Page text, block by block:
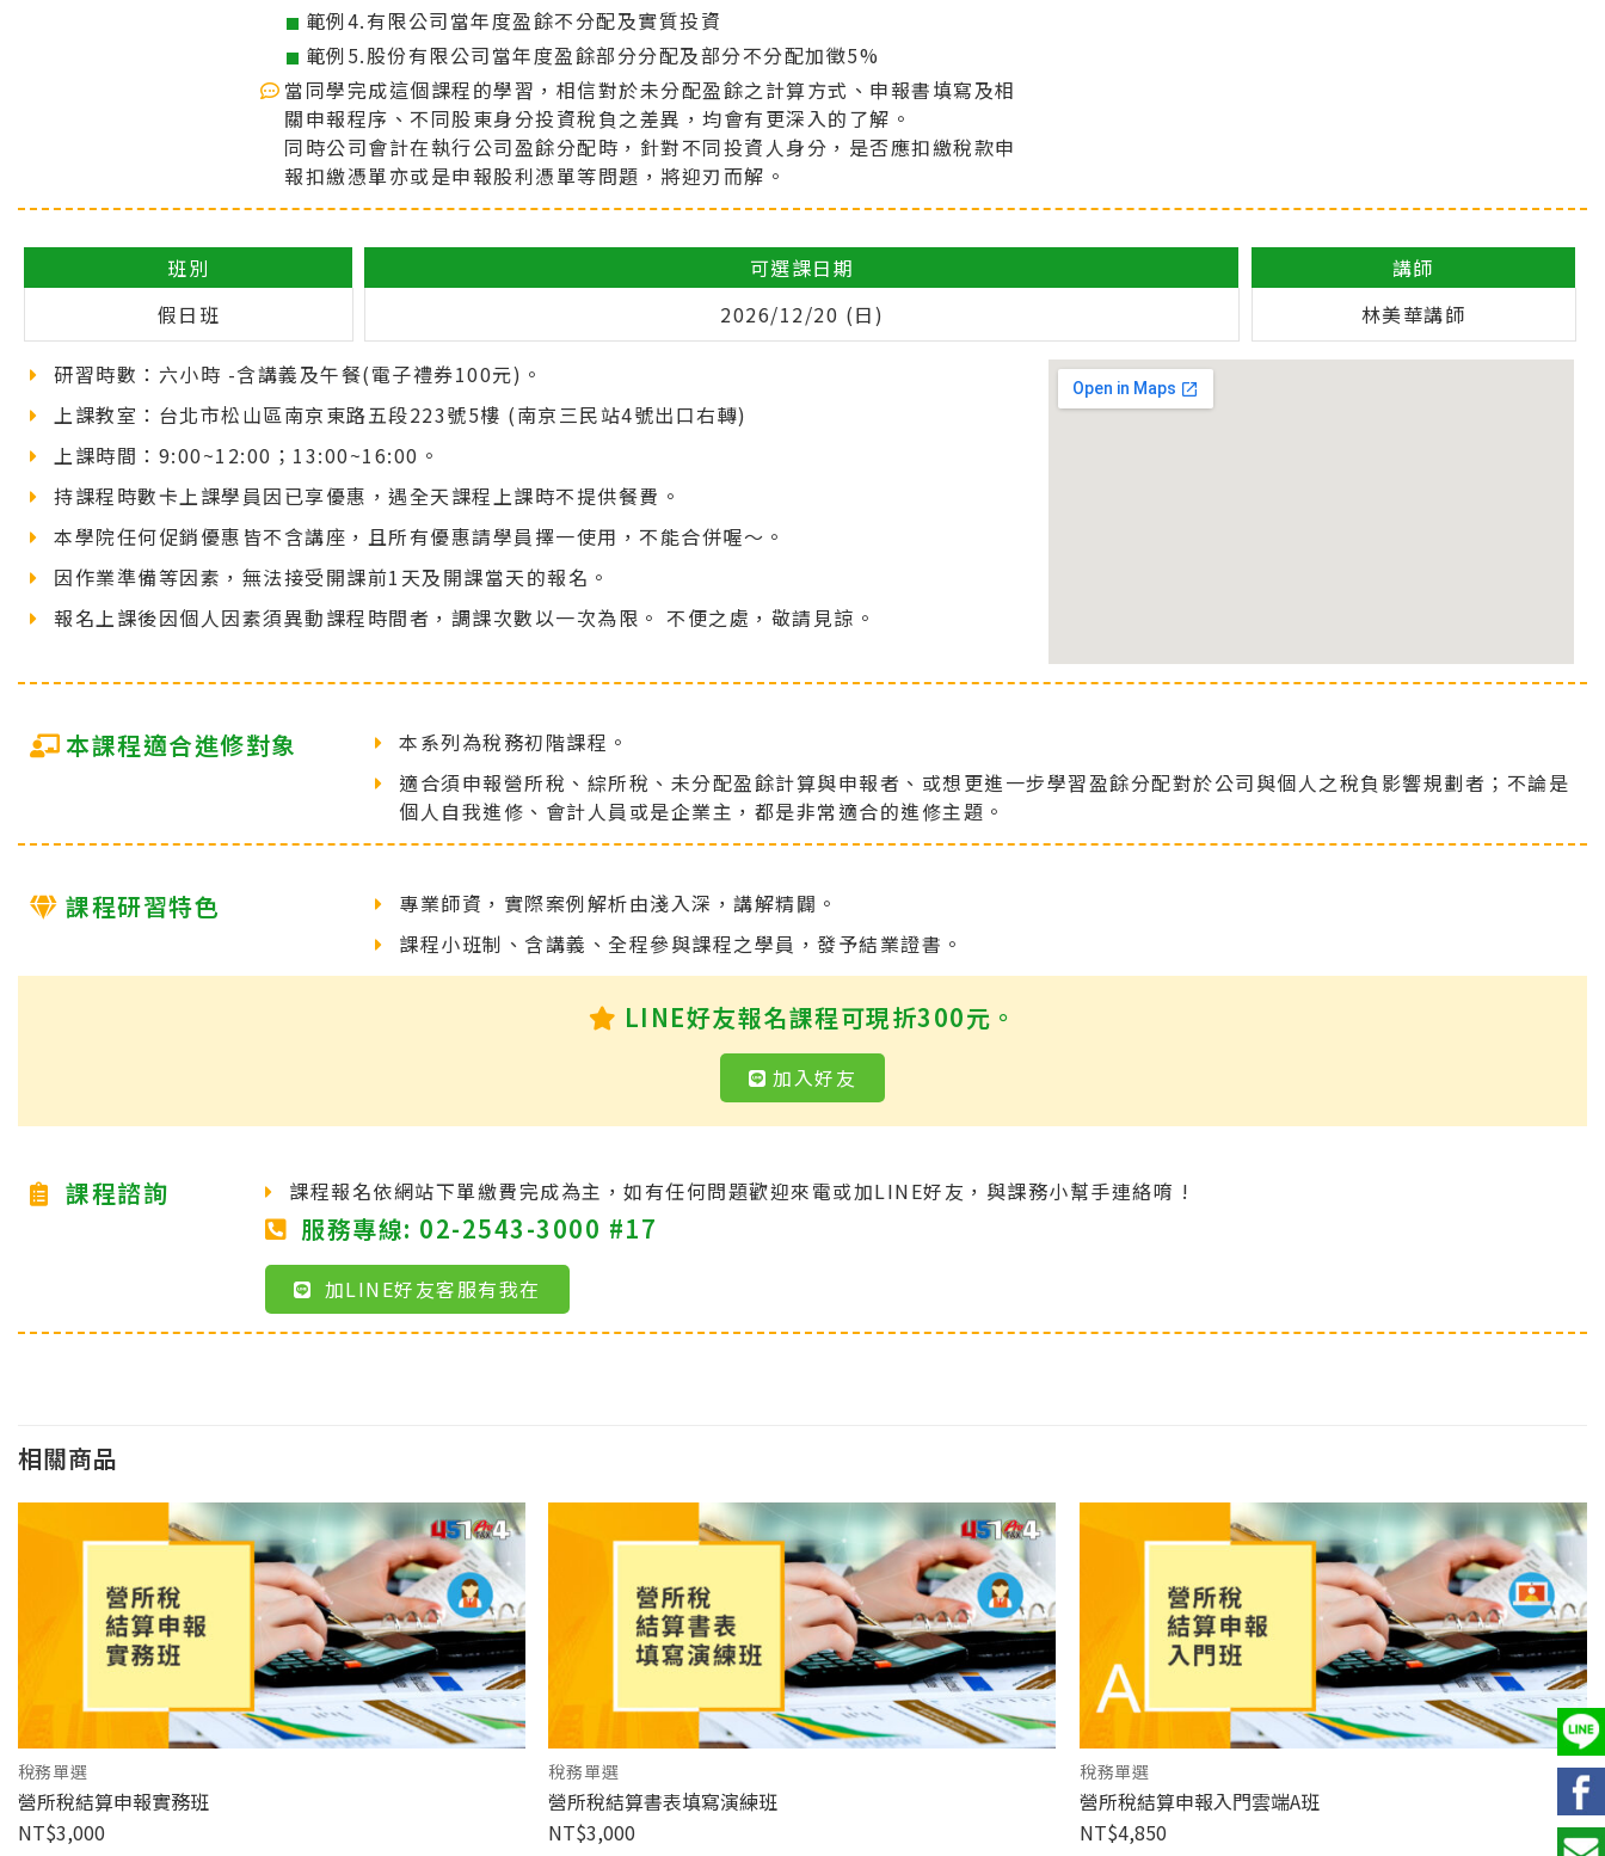
範例4.有限公司當年度盈餘不分配及實質投資
範例5.股份有限公司當年度盈餘部分分配及部分不分配加徵5%
當同學完成這個課程的學習，相信對於未分配盈餘之計算方式、申報書填寫及相
關申報程序、不同股東身分投資稅負之差異，均會有更深入的了解。
同時公司會計在執行公司盈餘分配時，針對不同投資人身分，是否應扣繳稅款申
報扣繳憑單亦或是申報股利憑單等問題，將迎刃而解。
班別
假日班
可選課日期
2026/12/20 (日)
講師
林美華講師
研習時數：六小時 -含講義及午餐(電子禮券100元)。
上課教室：台北市松山區南京東路五段223號5樓 (南京三民站4號出口右轉)
上課時間：9:00~12:00；13:00~16:00。
持課程時數卡上課學員因已享優惠，遇全天課程上課時不提供餐費。
本學院任何促銷優惠皆不含講座，且所有優惠請學員擇一使用，不能合併喔～。
因作業準備等因素，無法接受開課前1天及開課當天的報名。
報名上課後因個人因素須異動課程時間者，調課次數以一次為限。 不便之處，敬請見諒。
本課程適合進修對象
本系列為稅務初階課程。
適合須申報營所稅、綜所稅、未分配盈餘計算與申報者、或想更進一步學習盈餘分配對於公司與個人之稅負影響規劃者；不論是
個人自我進修、會計人員或是企業主，都是非常適合的進修主題。
課程研習特色
專業師資，實際案例解析由淺入深，講解精闢。
課程小班制、含講義、全程參與課程之學員，發予結業證書。
LINE好友報名課程可現折300元。
加入好友
課程諮詢 課程報名依網站下單繳費完成為主，如有任何問題歡迎來電或加LINE好友，與課務小幫手連絡唷 !
服務專線: 02-2543-3000 #17
加LINE好友客服有我在
相關商品
稅務單選
營所稅結算申報實務班
NT$3,000
稅務單選
營所稅結算書表填寫演練班
NT$3,000
稅務單選
營所稅結算申報入門雲端A班
NT$4,850